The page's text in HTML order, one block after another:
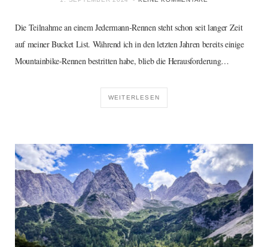
Die Teilnahme an einem Jedermann-Rennen steht schon seit langer Zeit
auf meiner Bucket List. Während ich in den letzten Jahren bereits einige
Mountainbike-Rennen bestritten habe, blieb die Herausforderung…
WEITERLESEN